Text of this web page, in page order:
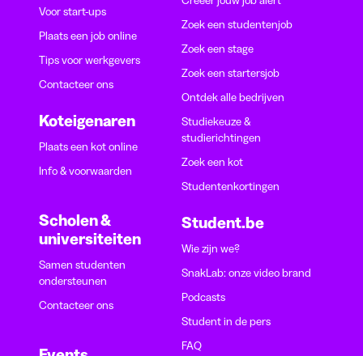
Voor start-ups
Plaats een job online
Tips voor werkgevers
Contacteer ons
Koteigenaren
Plaats een kot online
Info & voorwaarden
Scholen &
universiteiten
Samen studenten
ondersteunen
Contacteer ons
Zoek een studentenjob
Zoek een stage
Zoek een startersjob
Ontdek alle bedrijven
Studiekeuze &
studierichtingen
Zoek een kot
Studentenkortingen
Student.be
Wie zijn we?
SnakLab: onze video brand
Podcasts
Student in de pers
FAQ